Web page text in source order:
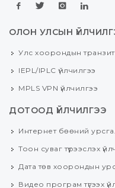
ОЛОН УЛСЫН
Улс хоорондын транзит
IEPL/IPLC үйлчилгээ
MPLS VPN үйлчилгээ
ДОТООД ҮЙЛЧИЛГЭЭ
Интернет бөөний
Тоон суваг түрээслэх
Дата төв хоорондын
Видео програм түгээх